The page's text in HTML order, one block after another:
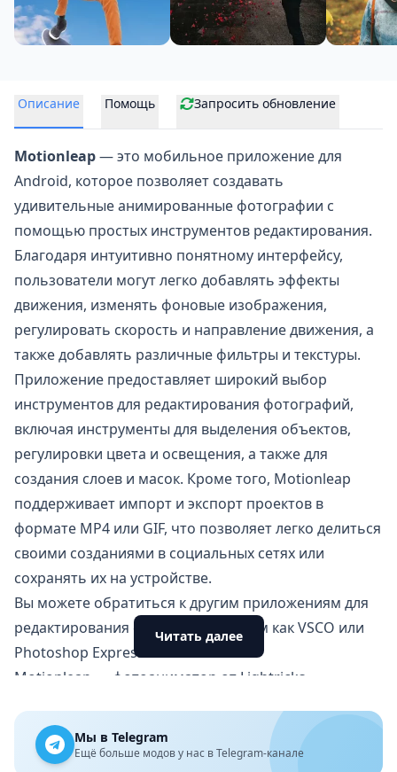
Описание Помощь Запросить обновление
Motionleap— это мобильное приложение для
Android, которое позволяет создавать
удивительные анимированные фотографии с
помощью простых инструментов редактирования.
Благодаря интуитивно понятному интерфейсу,
пользователи могут легко добавлять эффекты
движения, изменять фоновые изображения,
регулировать скорость и направление движения, а
также добавлять различные фильтры и текстуры.
Приложение предоставляет широкий выбор
инструментов для редактирования фотографий,
включая инструменты для выделения объектов,
регулировки цвета и освещения, а также для
создания слоев и масок. Кроме того, Motionleap
поддерживает импорт и экспорт проектов в
формате MP4 или GIF, что позволяет легко делиться
своими созданиями в социальных сетях или
сохранять их на устройстве.
Вы можете обратиться к другим приложениям для
редактирования фотографий, таким какVSCO или
Photoshop Express
Motionleap — фотоаниматор от Lightricks
фотографий на мобильной платформе, Motionleap
обеспечивает необходимую визуализацию
Читать далее
Мы в Telegram
Ещё больше модов у нас в Telegram-канале